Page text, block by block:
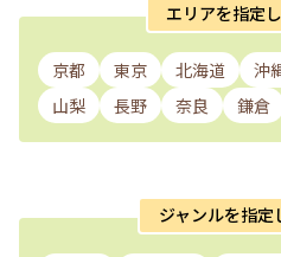
エリアを指定
京都 東京 北海道 沖
山梨
長野 奈良 鎌倉
ジャンルを指定